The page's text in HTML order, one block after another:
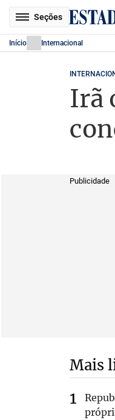
Seções
Início Internacional
Irã
Publicidade
Mais